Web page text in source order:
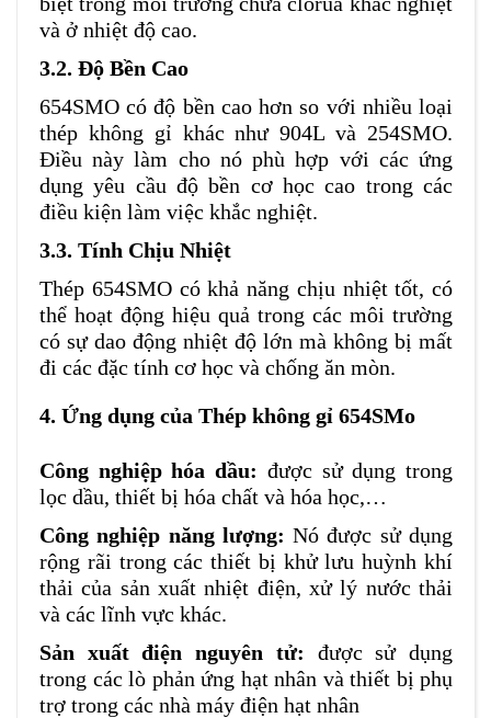
và ở nhiệt độ cao.
3.2. Độ Bền Cao
654SMO có độ bền cao hơn so với nhiều loại
thép không gỉ khác như 904L và 254SMO.
Điều này làm cho nó phù hợp với các ứng
dụng yêu cầu độ bền cơ học cao trong các
điều kiện làm việc khắc nghiệt​​.
3.3. Tính Chịu Nhiệt
Thép 654SMO có khả năng chịu nhiệt tốt, có
thể hoạt động hiệu quả trong các môi trường
có sự dao động nhiệt độ lớn mà không bị mất
đi các đặc tính cơ học và chống ăn mòn​.
4. Ứng dụng của Thép không gỉ 654SMo
Công nghiệp hóa dầu: được sử dụng trong
lọc dầu, thiết bị hóa chất và hóa học,…
Công nghiệp năng lượng:Nó được sử dụng
rộng rãi trong các thiết bị khử lưu huỳnh khí
thải của sản xuất nhiệt điện, xử lý nước thải
và các lĩnh vực khác.
Sản xuất điện nguyên tử: được sử dụng
trong các lò phản ứng hạt nhân và thiết bị phụ
trợ trong các nhà máy điện hạt nhân